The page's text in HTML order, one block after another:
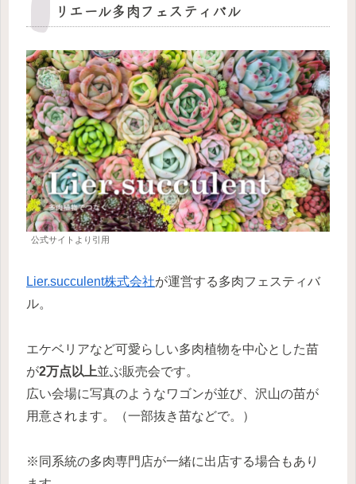
リエール多肉フェスティバル
公式サイトより引用
Lier.succulent株式会社が運営する多肉フェスティバ
ル。
エケベリアなど可愛らしい多肉植物を中心とした苗
が2万点以上並ぶ販売会です。
広い会場に写真のようなワゴンが並び、沢山の苗が
用意されます。（一部抜き苗などで。）
※同系統の多肉専門店が一緒に出店する場合もあり